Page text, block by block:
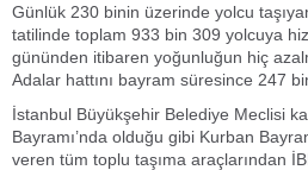
Günlük 230 binin üzerinde yolcu
tatilinde toplam 933 bin 309 yolcuya
gününden itibaren yoğunluğun hiç
Adalar hattını bayram süresince 247
İstanbul Büyükşehir Belediye Meclisi
Bayramı’nda olduğu gibi Kurban
veren tüm toplu taşıma araçlarından